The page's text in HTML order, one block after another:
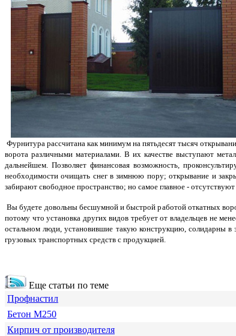
Фурнитура рассчитана как минимум на пятьдесят тысяч
ворота различными материалами. В их качестве выступают
дальнейшем. Позволяет финансовая возможность,
необходимости очищать снег в зимнюю пору; открывание и
забирают свободное пространство; но самое главное -
Вы будете довольны бесшумной и быстрой работой откатных
потому что установка других видов требует от владельцев не
остальном люди, установившие такую конструкцию, солидарны в
грузовых транспортных средств с продукцией.
Еще статьи по теме
Профнастил
Бетон М250
Кирпич от производителя